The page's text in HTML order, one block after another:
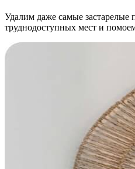
Удалим даже самые застарелые
труднодоступных мест и